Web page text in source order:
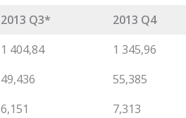
2013 Q3* 2013 Q4
1 404,84 1 345,96
49,436 55,385
6,151 7,313